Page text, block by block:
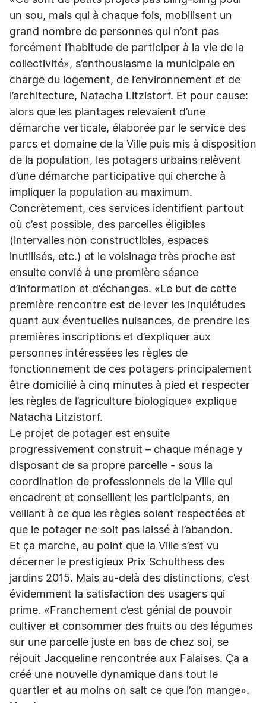
un sou, mais qui à chaque fois, mobilisent un
grand nombre de personnes qui n’ont pas
forcément l’habitude de participer à la vie de la
collectivité», s’enthousiasme la municipale en
charge du logement, de l’environnement et de
l’architecture, Natacha Litzistorf. Et pour cause:
alors que les plantages relevaient d’une
démarche verticale, élaborée par le service des
parcs et domaine de la Ville puis mis à disposition
de la population, les potagers urbains relèvent
d’une démarche participative qui cherche à
impliquer la population au maximum.
Concrètement, ces services identifient partout
où c’est possible, des parcelles éligibles
(intervalles non constructibles, espaces
inutilisés, etc.) et le voisinage très proche est
ensuite convié à une première séance
d’information et d’échanges. «Le but de cette
première rencontre est de lever les inquiétudes
quant aux éventuelles nuisances, de prendre les
premières inscriptions et d’expliquer aux
personnes intéressées les règles de
fonctionnement de ces potagers principalement
être domicilié à cinq minutes à pied et respecter
les règles de l’agriculture biologique» explique
Natacha Litzistorf.
Le projet de potager est ensuite
progressivement construit – chaque ménage y
disposant de sa propre parcelle - sous la
coordination de professionnels de la Ville qui
encadrent et conseillent les participants, en
veillant à ce que les règles soient respectées et
que le potager ne soit pas laissé à l’abandon.
Et ça marche, au point que la Ville s’est vu
décerner le prestigieux Prix Schulthess des
jardins 2015. Mais au-delà des distinctions, c’est
évidemment la satisfaction des usagers qui
prime. «Franchement c’est génial de pouvoir
cultiver et consommer des fruits ou des légumes
sur une parcelle juste en bas de chez soi, se
réjouit Jacqueline rencontrée aux Falaises. Ça a
créé une nouvelle dynamique dans tout le
quartier et au moins on sait ce que l’on mange».